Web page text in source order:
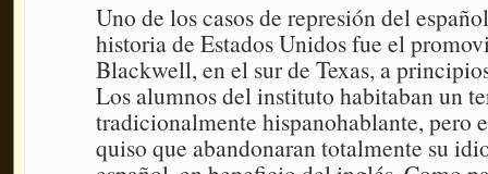
Uno de los casos de represión del
historia de Estados Unidos fue el
Blackwell, en el sur de Texas, a
Los alumnos del instituto habitaban un
tradicionalmente hispanohablante, pero
quiso que abandonaran totalmente su